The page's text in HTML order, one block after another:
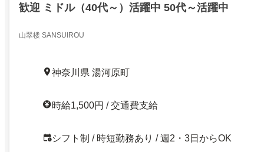
歓迎 ミドル（40代～）活躍中 50代～活躍中
山翠楼 SANSUIROU
神奈川県 湯河原町
時給1,500円 / 交通費支給
シフト制 / 時短勤務あり / 週2・3日からOK